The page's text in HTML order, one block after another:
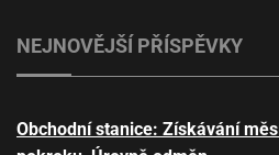
NEJNOVĚJŠÍ PŘÍSPĚVKY
Obchodní stanice: Získávání